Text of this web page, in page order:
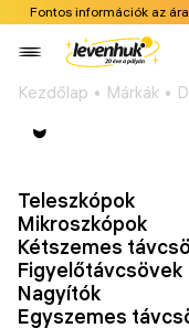
Fontos információk az
Kezdőlap Márkák
Teleszkópok
Mikroszkópok
Kétszemes
Figyelőtávcsövek
Nagyítók
Egyszemes